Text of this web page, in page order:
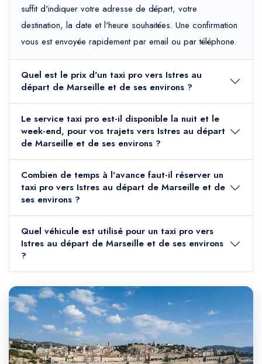
suffit d'indiquer votre adresse de départ, votre
destination, la date et l'heure souhaitées. Une confirmation
vous est envoyée rapidement par email ou par téléphone.
Quel est le prix d'un taxi pro vers Istres au
départ de Marseille et de ses environs ?
Le service taxi pro est-il disponible la nuit et le
week-end, pour vos trajets vers Istres au départ
de Marseille et de ses environs ?
Combien de temps à l'avance faut-il réserver un
taxi pro vers Istres au départ de Marseille et de
ses environs ?
Quel véhicule est utilisé pour un taxi pro vers
Istres au départ de Marseille et de ses environs
?